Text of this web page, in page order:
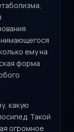
ему на
форма
какую
Такой
огромное